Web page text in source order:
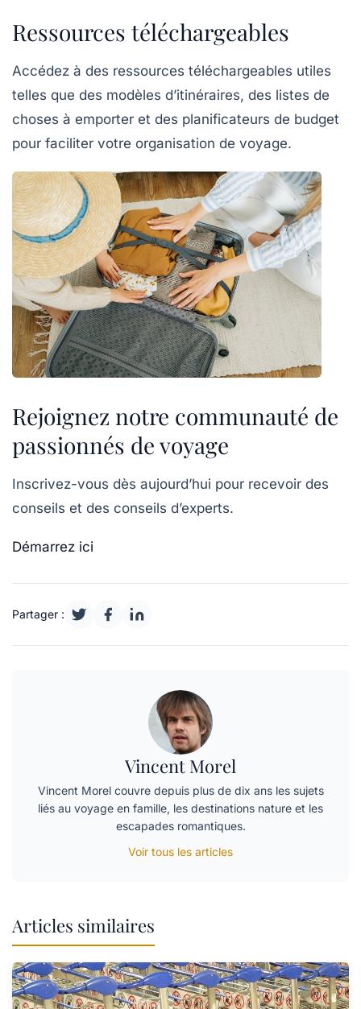
Ressources téléchargeables
Accédez à des ressources téléchargeables utiles
telles que des modèles d’itinéraires, des listes de
choses à emporter et des planificateurs de budget
pour faciliter votre organisation de voyage.
Rejoignez notre communauté de
passionnés de voyage
Inscrivez-vous dès aujourd’hui pour recevoir des
conseils et des conseils d’experts.
Démarrez ici
Partager :
Vincent Morel
Vincent Morel couvre depuis plus de dix ans les sujets
liés au voyage en famille, les destinations nature et les
escapades romantiques.
Voir tous les articles
Articles similaires